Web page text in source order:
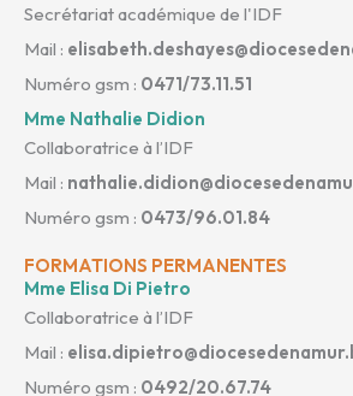
Secrétariat académique de l'IDF
Mail :
Numéro gsm : 0471/73.11.51
Mme Nathalie Didion
Collaboratrice à l’IDF
Mail :
Numéro gsm : 0473/96.01.84
FORMATIONS PERMANENTES
Mme Elisa Di Pietro
Collaboratrice à l’IDF
Mail :
Numéro gsm : 0492/20.67.74